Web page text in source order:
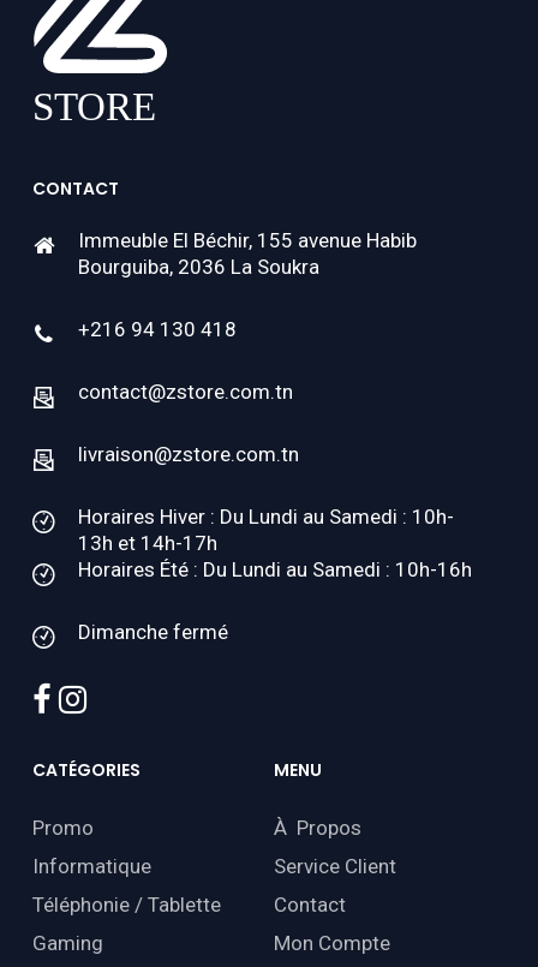
CONTACT
Immeuble El Béchir, 155 avenue Habib
Bourguiba, 2036 La Soukra
+216 94 130 418
contact@zstore.com.tn
livraison@zstore.com.tn
Horaires Hiver : Du Lundi au Samedi : 10h-
13h et 14h-17h
Horaires Été : Du Lundi au Samedi : 10h-16h
Dimanche fermé
facebook
instagram
CATÉGORIES
Promo
Informatique
Téléphonie / Tablette
Gaming
MENU
À Propos
Service Client
Contact
Mon Compte